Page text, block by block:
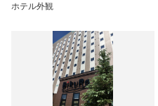
ホテル外観